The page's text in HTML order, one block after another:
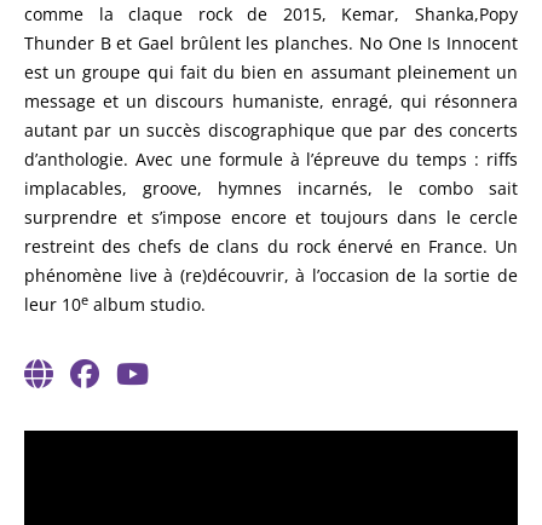
comme la claque rock de 2015, Kemar, Shanka,Popy
Thunder B et Gael brûlent les planches. No One Is Innocent
est un groupe qui fait du bien en assumant pleinement un
message et un discours humaniste, enragé, qui résonnera
autant par un succès discographique que par des concerts
d’anthologie. Avec une formule à l’épreuve du temps : riffs
implacables, groove, hymnes incarnés, le combo sait
surprendre et s’impose encore et toujours dans le cercle
restreint des chefs de clans du rock énervé en France. Un
phénomène live à (re)découvrir, à l’occasion de la sortie de
leur 10e album studio.